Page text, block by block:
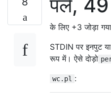
पर्ल,
के लिए +3 जोड़ा गया
STDIN पर इनपुट
रूप में। ऐसे दोड़ो
wc.pl :